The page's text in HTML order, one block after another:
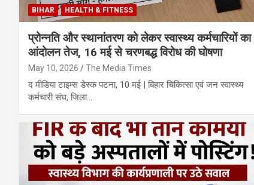
BIHAR HEALTH & FITNESS
प्रोन्नति और स्थानांतरण को लेकर स्वास्थ्य कर्मचारियों का
आंदोलन तेज, 16 मई से चरणबद्ध विरोध की घोषणा
May 10, 2026 The Media Times
द मीडिया टाइम्स डेस्क पटना, 10 मई | बिहार चिकित्सा एवं जन स्वास्थ्य
कर्मचारी संघ, जिला…